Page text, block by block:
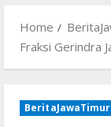
Home
Fraksi Gerindra